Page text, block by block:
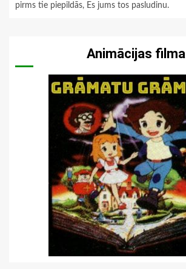
pirms tie piepildās, Es jums tos pasludinu.
Animācijas filma